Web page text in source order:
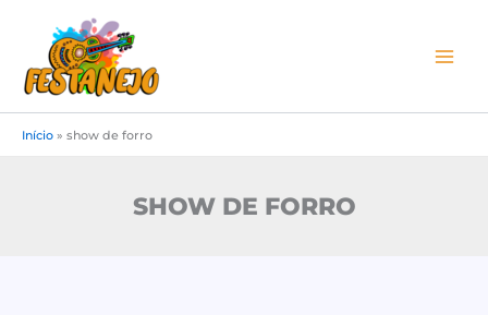
conteúdo
Início » show de forro
SHOW DE FORRO